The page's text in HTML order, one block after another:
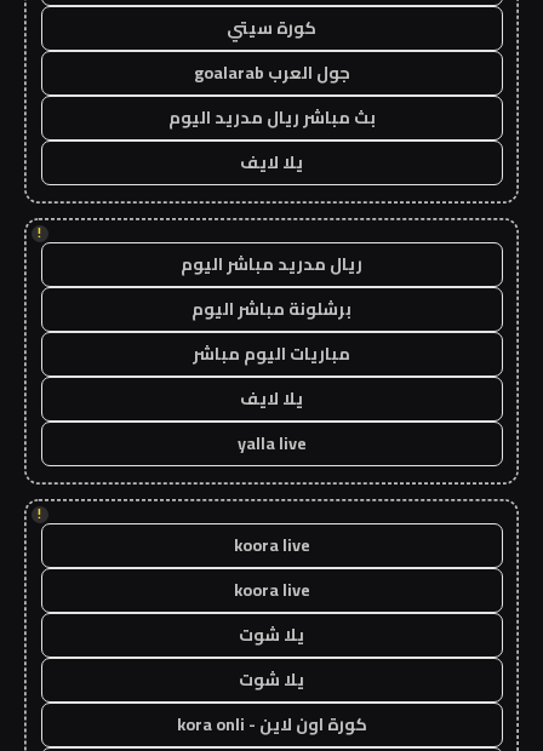
كورة سيتي
جول العرب goalarab
بث مباشر ريال مدريد اليوم
يلا لايف
!
ريال مدريد مباشر اليوم
برشلونة مباشر اليوم
مباريات اليوم مباشر
يلا لايف
yalla live
!
koora live
koora live
يلا شوت
يلا شوت
كورة اون لاين - kora onli